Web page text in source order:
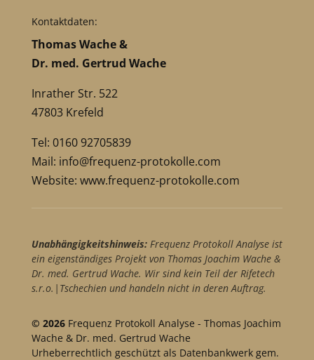
Kontaktdaten:
Thomas Wache &
Dr. med. Gertrud Wache
Inrather Str. 522
47803 Krefeld
Tel: 0160 92705839
Mail: info@frequenz-protokolle.com
Website: www.frequenz-protokolle.com
Unabhängigkeitshinweis:Frequenz Protokoll Analyse ist
ein eigenständiges Projekt von Thomas Joachim Wache &
Dr. med. Gertrud Wache. Wir sind kein Teil der Rifetech
s.r.o.|Tschechien und handeln nicht in deren Auftrag.
© 2026 Frequenz Protokoll Analyse - Thomas Joachim
Wache & Dr. med. Gertrud Wache
Urheberrechtlich geschützt als Datenbankwerk gem.